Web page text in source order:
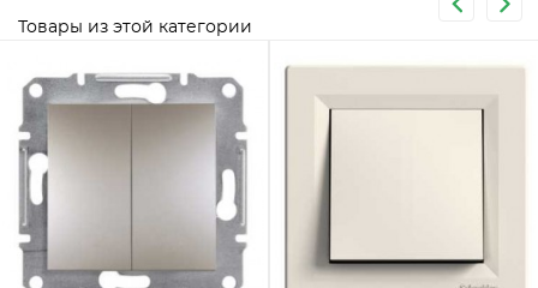
Товары из этой категории